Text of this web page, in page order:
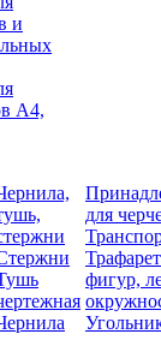
и
А4,
для
фигур,